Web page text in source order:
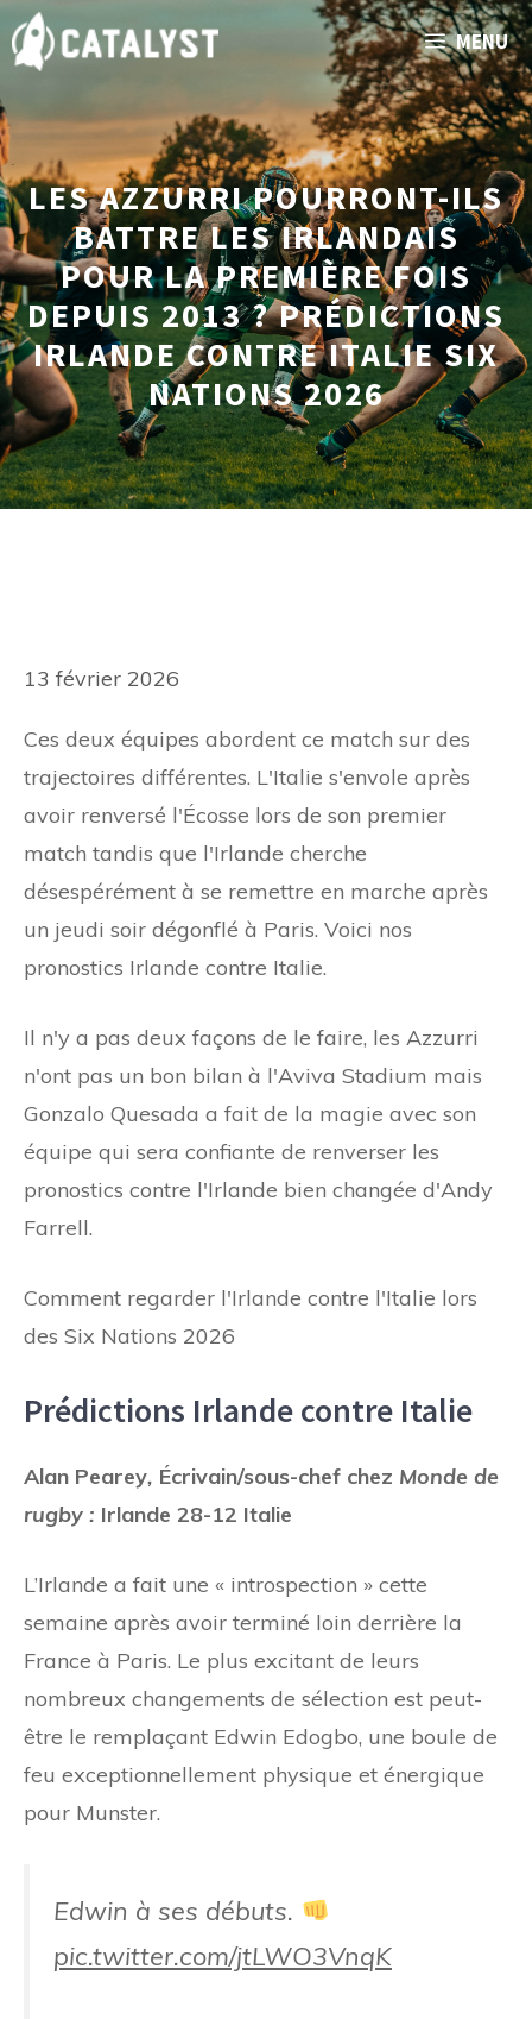
Aller
au
contenu
MENU
LES AZZURRI POURRONT-ILS
BATTRE LES IRLANDAIS
POUR LA PREMIÈRE FOIS
DEPUIS 2013 ? PRÉDICTIONS
IRLANDE CONTRE ITALIE SIX
NATIONS 2026
13 février 2026
Ces deux équipes abordent ce match sur des
trajectoires différentes. L'Italie s'envole après
avoir renversé l'Écosse lors de son premier
match tandis que l'Irlande cherche
désespérément à se remettre en marche après
un jeudi soir dégonflé à Paris. Voici nos
pronostics Irlande contre Italie.
Il n'y a pas deux façons de le faire, les Azzurri
n'ont pas un bon bilan à l'Aviva Stadium mais
Gonzalo Quesada a fait de la magie avec son
équipe qui sera confiante de renverser les
pronostics contre l'Irlande bien changée d'Andy
Farrell.
Comment regarder l'Irlande contre l'Italie lors
des Six Nations 2026
Prédictions Irlande contre Italie
Alan Pearey, Écrivain/sous-chef chez Monde de
rugby : Irlande 28-12 Italie
L’Irlande a fait une « introspection » cette
semaine après avoir terminé loin derrière la
France à Paris. Le plus excitant de leurs
nombreux changements de sélection est peut-
être le remplaçant Edwin Edogbo, une boule de
feu exceptionnellement physique et énergique
pour Munster.
Edwin à ses débuts.
pic.twitter.com/jtLWO3VnqK